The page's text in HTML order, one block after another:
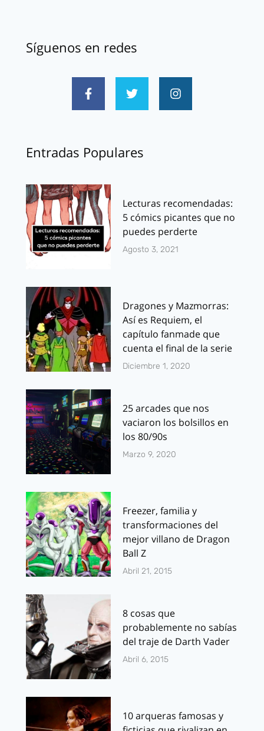
Síguenos en redes
Entradas Populares
Lecturas recomendadas:
5 cómics picantes que no
puedes perderte
Agosto 3, 2021
Dragones y Mazmorras:
Así es Requiem, el
capítulo fanmade que
cuenta el final de la serie
Diciembre 1, 2020
25 arcades que nos
vaciaron los bolsillos en
los 80/90s
Marzo 9, 2020
Freezer, familia y
transformaciones del
mejor villano de Dragon
Ball Z
Abril 21, 2015
8 cosas que
probablemente no sabías
del traje de Darth Vader
Abril 6, 2015
10 arqueras famosas y